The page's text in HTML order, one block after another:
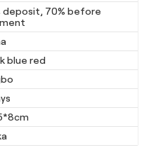
deposit, 70% before
blue red